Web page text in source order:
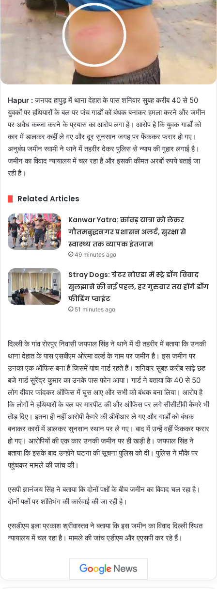
Hapur :जनपद हापुड़ में थाना देहात के पास शनिवार सुबह करीब 40 से 50
युवकों पर हथियारों के बल पर पांच गार्डों को बंधक बनाकर हमला करने और जमीन
पर अवैध कब्जा करने के प्रयास का आरोप लगा है। आरोप है कि युवक गार्डों को
कार में डालकर कहीं ले गए और दूर सुनसान जगह पर फेंककर फरार हो गए।
अनुबंध जमीन स्वामी ने थाने में तहरीर देकर पुलिस से न्याय की गुहार लगाई है।
जमीन का विवाद न्यायालय में चल रहा है और इसकी कीमत अरबों रुपये बताई जा
रही है।
Related Articles
Kanwar Yatra: कांवड़ यात्रा को लेकर
गौतमबुद्धनगर प्रशासन अलर्ट, सुरक्षा से
स्वास्थ्य तक व्यापक इंतजाम
49 minutes ago
Stray Dogs: ग्रेटर नोएडा में स्ट्रे डॉग विवाद
सुलझाने की नई पहल, हर गुरुवार तय होंगे डॉग
फीडिंग प्वाइंट
51 minutes ago
दिल्ली के गांव रोरपुर निवासी जयपाल सिंह ने थाने में दी तहरीर में बताया कि उनकी
थाना देहात के पास एसबीएम ओरमा वर्ल्ड के नाम पर जमीन है। इस जमीन पर
उनका एक ऑफिस बना है जिसमें पांच गार्ड रहते हैं। शनिवार सुबह करीब साढ़े छह
बजे गार्ड सुरेंद्र कुमार का उनके पास फोन आया। गार्ड ने बताया कि 40 से 50
लोग दीवार फांदकर ऑफिस में घुस आए और सभी को बंधक बना लिया। आरोप है
कि लोगों ने हथियारों के बल पर मारपीट की और ऑफिस पर लगे सीसीटीवी कैमरे भी
तोड़ दिए। इतना ही नहीं आरोपी कैमरे की डीवीआर ले गए और गार्डों को बंधक
बनाकर कारों में डालकर सुनसान स्थान पर ले गए। बाद में उन्हें वहीं फेंककर फरार
हो गए। आरोपियों की एक कार उनकी जमीन पर ही खड़ी है। जयपाल सिंह ने
बताया कि इसके बाद उन्होंने घटना की सूचना पुलिस को दी। पुलिस ने मौके पर
पहुंचकर मामले की जांच की।
एसपी ज्ञानंजय सिंह ने बताया कि दोनों पक्षों के बीच जमीन का विवाद चल रहा है।
दोनों पक्षों पर शांतिभंग की कार्रवाई की जा रही है।
एसडीएम इला प्रकाश श्रीवास्तव ने बताया कि इस जमीन का विवाद दिल्ली स्थित
न्यायालय में चल रहा है। मामले की जांच एडीएम और एएसपी कर रहे हैं।